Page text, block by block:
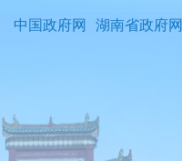
中国政府网 湖南省政府网